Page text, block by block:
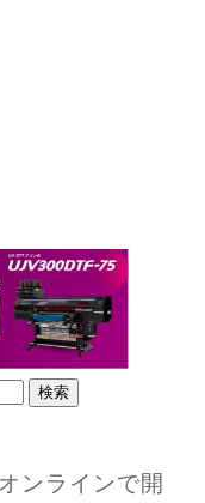
ンラインで開